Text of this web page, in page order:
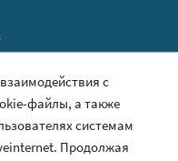
данных
с
файлы, а также
системам
Продолжая